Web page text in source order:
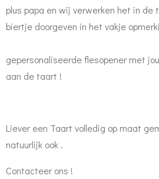
plus papa en wij verwerken het in de
biertje doorgeven in het vakje
Je kan
gepersonaliseerde flesopener met
aan de taart !
Liever een Taart volledig op maat
natuurlijk ook .
Contacteer ons !